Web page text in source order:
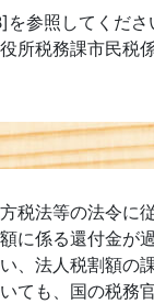
参照してくださ
所税務課市民税
税法等の法令
に係る還付金
、法人税割額
ても、国の税務